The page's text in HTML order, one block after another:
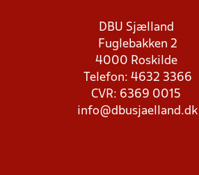
DBU Sjælland
Fuglebakken 2
4000 Roskilde
Telefon: 4632 3366
CVR: 6369 0015
info@dbusjaelland.dk